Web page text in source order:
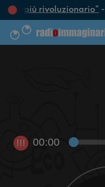
più rivoluzionario”-
!!! 00:00